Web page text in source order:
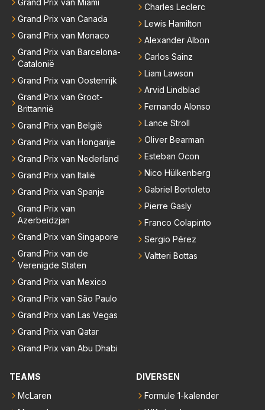
Grand Prix van Miami
Grand Prix van Canada
Grand Prix van Monaco
Grand Prix van Barcelona-
Catalonië
Grand Prix van Oostenrijk
Grand Prix van Groot-
Brittannië
Grand Prix van België
Grand Prix van Hongarije
Grand Prix van Nederland
Grand Prix van Italië
Grand Prix van Spanje
Grand Prix van
Azerbeidzjan
Grand Prix van Singapore
Grand Prix van de
Verenigde Staten
Grand Prix van Mexico
Grand Prix van São Paulo
Grand Prix van Las Vegas
Grand Prix van Qatar
Grand Prix van Abu Dhabi
Charles Leclerc
Lewis Hamilton
Alexander Albon
Carlos Sainz
Liam Lawson
Arvid Lindblad
Fernando Alonso
Lance Stroll
Oliver Bearman
Esteban Ocon
Nico Hülkenberg
Gabriel Bortoleto
Pierre Gasly
Franco Colapinto
Sergio Pérez
Valtteri Bottas
TEAMS
McLaren
DIVERSEN
Formule 1-kalender